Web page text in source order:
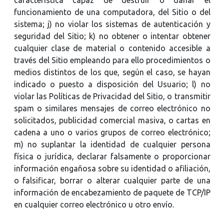
funcionamiento de una computadora, del Sitio o del
sistema; j) no violar los sistemas de autenticación y
seguridad del Sitio; k) no obtener o intentar obtener
cualquier clase de material o contenido accesible a
través del Sitio empleando para ello procedimientos o
medios distintos de los que, según el caso, se hayan
indicado o puesto a disposición del Usuario; l) no
violar las Políticas de Privacidad del Sitio, o transmitir
spam o similares mensajes de correo electrónico no
solicitados, publicidad comercial masiva, o cartas en
cadena a uno o varios grupos de correo electrónico;
m) no suplantar la identidad de cualquier persona
física o jurídica, declarar falsamente o proporcionar
información engañosa sobre su identidad o afiliación,
o falsificar, borrar o alterar cualquier parte de una
información de encabezamiento de paquete de TCP/IP
en cualquier correo electrónico u otro envío.